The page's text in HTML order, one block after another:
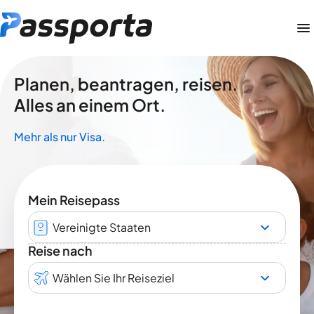
Planen, beantragen, reisen.
Alles an einem Ort.
Mehr als nur Visa.
Mein Reisepass
Vereinigte Staaten
Reise nach
Wählen Sie Ihr Reiseziel